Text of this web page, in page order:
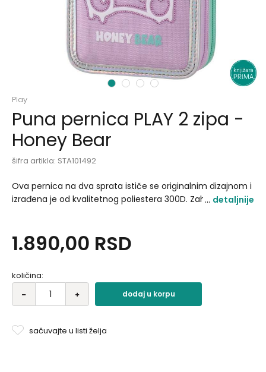
1 2 3 4
Play
Puna pernica PLAY 2 zipa -
Honey Bear
šifra artikla: STA101492
Ova pernica na dva sprata ističe se originalnim dizajnom i
izrađena je od kvalitetnog poliestera 300D. Zahvaljujući
detaljnije
1.890,00 RSD
količina:
dodaj u korpu
sačuvajte u listi želja